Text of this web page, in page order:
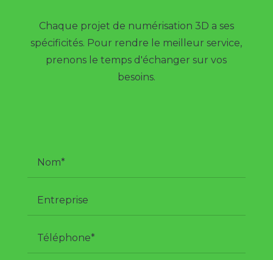
Chaque projet de numérisation 3D a ses
spécificités. Pour rendre le meilleur service,
prenons le temps d'échanger sur vos
besoins.